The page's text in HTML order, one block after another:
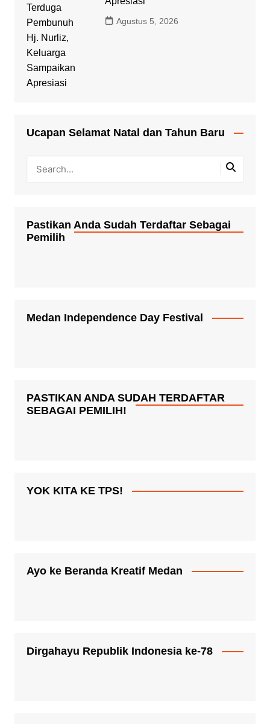
Agustus 5, 2026
Ucapan Selamat Natal dan Tahun Baru
Pastikan Anda Sudah Terdaftar Sebagai
Pemilih
Medan Independence Day Festival
PASTIKAN ANDA SUDAH TERDAFTAR
SEBAGAI PEMILIH!
YOK KITA KE TPS!
Ayo ke Beranda Kreatif Medan
Dirgahayu Republik Indonesia ke-78